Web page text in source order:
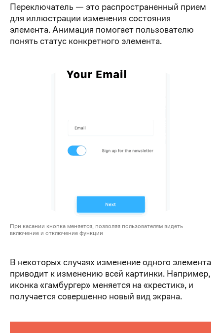
Переключатель — это распространенный прием
для иллюстрации изменения состояния
элемента. Анимация помогает пользователю
понять статус конкретного элемента.
При касании кнопка меняется, позволяя пользователям видеть
включение и отключение функции
В некоторых случаях изменение одного элемента
приводит к изменению всей картинки. Например,
иконка «гамбургер» меняется на «крестик», и
получается совершенно новый вид экрана.